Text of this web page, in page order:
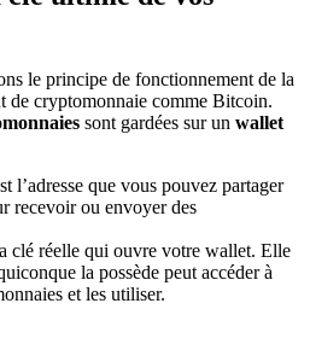
le principe de fonctionnement de la
de cryptomonnaie comme Bitcoin.
sont gardées sur un wallet
l’adresse que vous pouvez partager
recevoir ou envoyer des
clé réelle qui ouvre votre wallet. Elle
la possède peut accéder à
et les utiliser.